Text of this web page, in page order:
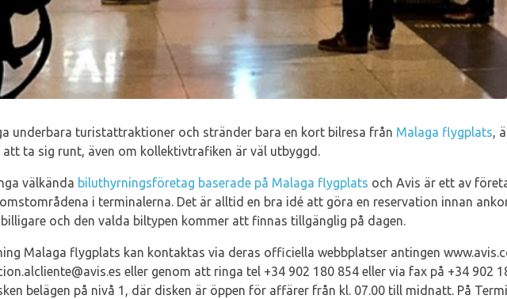
underbara turistattraktioner och stränder bara en kort bilresa från Malaga flygplats,
ta sig runt, även om kollektivtrafiken är väl utbyggd.
välkända biluthyrningsföretag baserade på Malaga flygplats och Avis är ett av
i terminalerna. Det är alltid en bra idé att göra en reservation innan
och den valda biltypen kommer att finnas tillgänglig på dagen.
Malaga flygplats kan kontaktas via deras officiella webbplatser antingen
eller genom att ringa tel +34 902 180 854 eller via fax på +34 902
belägen på nivå 1, där disken är öppen för affärer från kl. 07.00 till midnatt. På